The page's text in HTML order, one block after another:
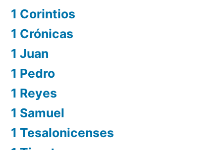
1 Corintios
1 Crónicas
1 Juan
1 Pedro
1 Reyes
1 Samuel
1 Tesalonicenses